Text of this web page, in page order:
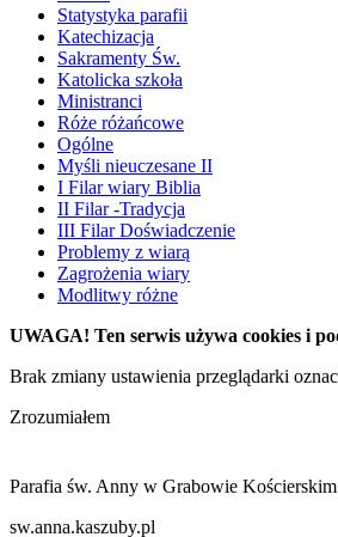
Statystyka parafii
Katechizacja
Sakramenty Św.
Katolicka szkoła
Ministranci
Róże różańcowe
Ogólne
Myśli nieuczesane II
I Filar wiary Biblia
II Filar -Tradycja
III Filar Doświadczenie
Problemy z wiarą
Zagrożenia wiary
Modlitwy różne
UWAGA! Ten serwis używa cookies i
Brak zmiany ustawienia przeglądarki
Zrozumiałem
Parafia św. Anny w Grabowie
sw.anna.kaszuby.pl